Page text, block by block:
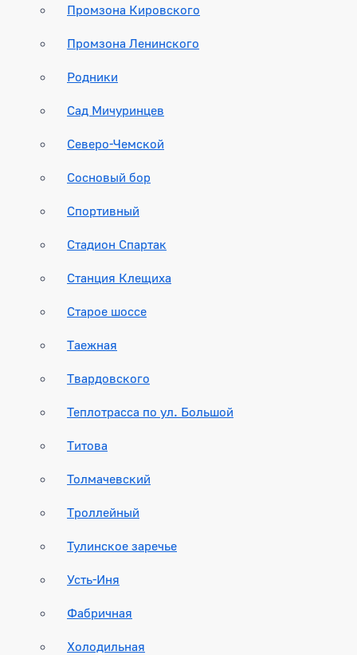
Промзона Кировского
Промзона Ленинского
Родники
Сад Мичуринцев
Северо-Чемской
Сосновый бор
Спортивный
Стадион Спартак
Станция Клещиха
Старое шоссе
Таежная
Твардовского
Теплотрасса по ул. Большой
Титова
Толмачевский
Троллейный
Тулинское заречье
Усть-Иня
Фабричная
Холодильная